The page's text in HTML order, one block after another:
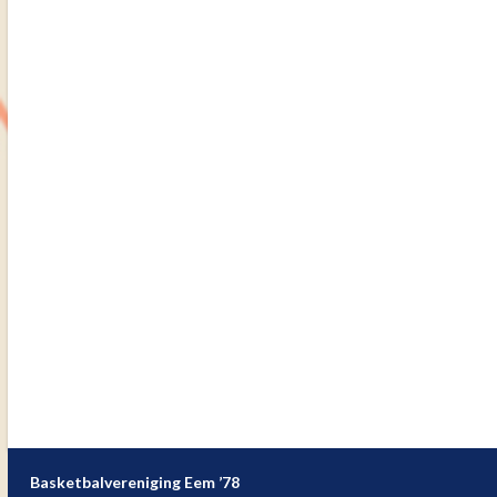
Basketbalvereniging Eem ’78